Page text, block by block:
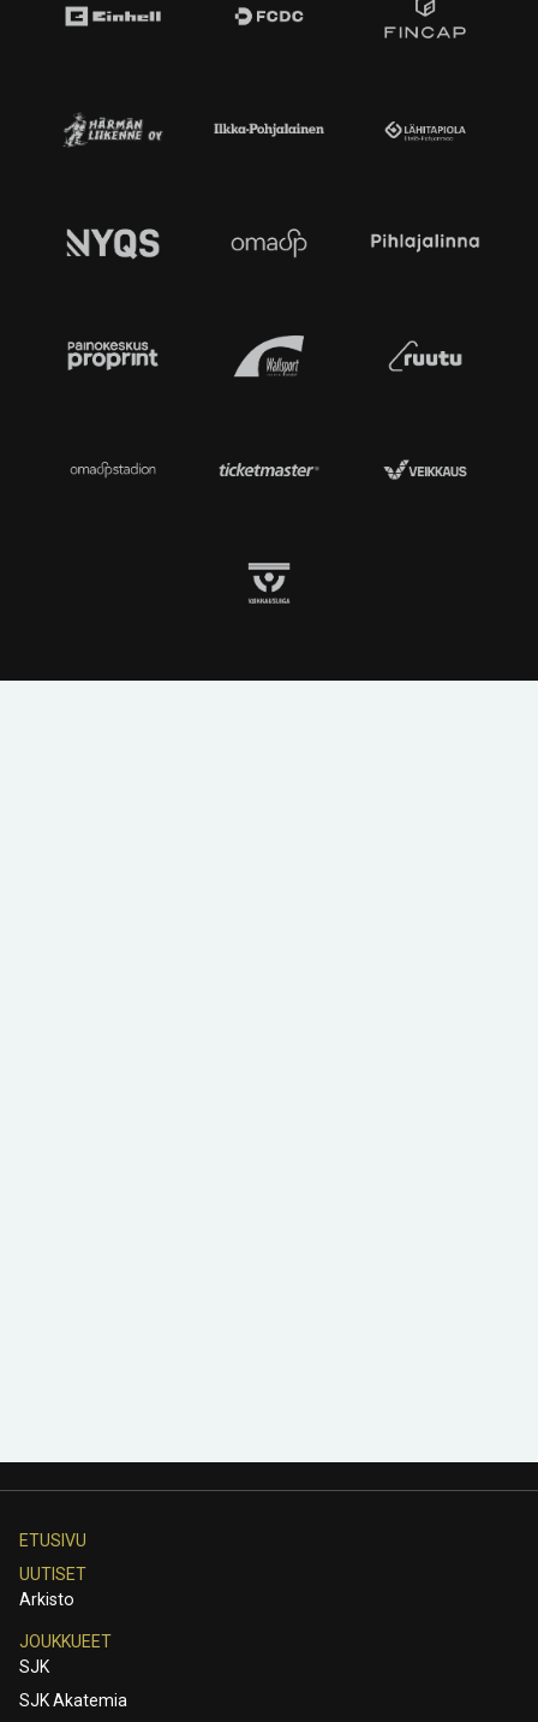
ETUSIVU
UUTISET
Arkisto
JOUKKUEET
SJK
SJK Akatemia